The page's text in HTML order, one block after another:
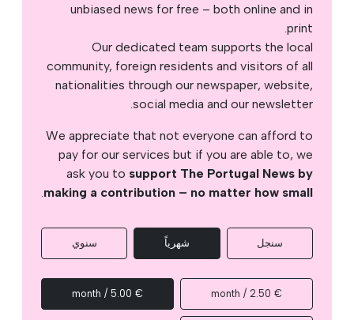
unbiased news for free – both online and in
print.
Our dedicated team supports the local
community, foreign residents and visitors of all
nationalities through our newspaper, website,
social media and our newsletter.
We appreciate that not everyone can afford to
pay for our services but if you are able to, we
ask you to support The Portugal News by
making a contribution – no matter how small
.
سنجل شهرياً سنوي
€ 2.50 / month
€ 5.00 / month